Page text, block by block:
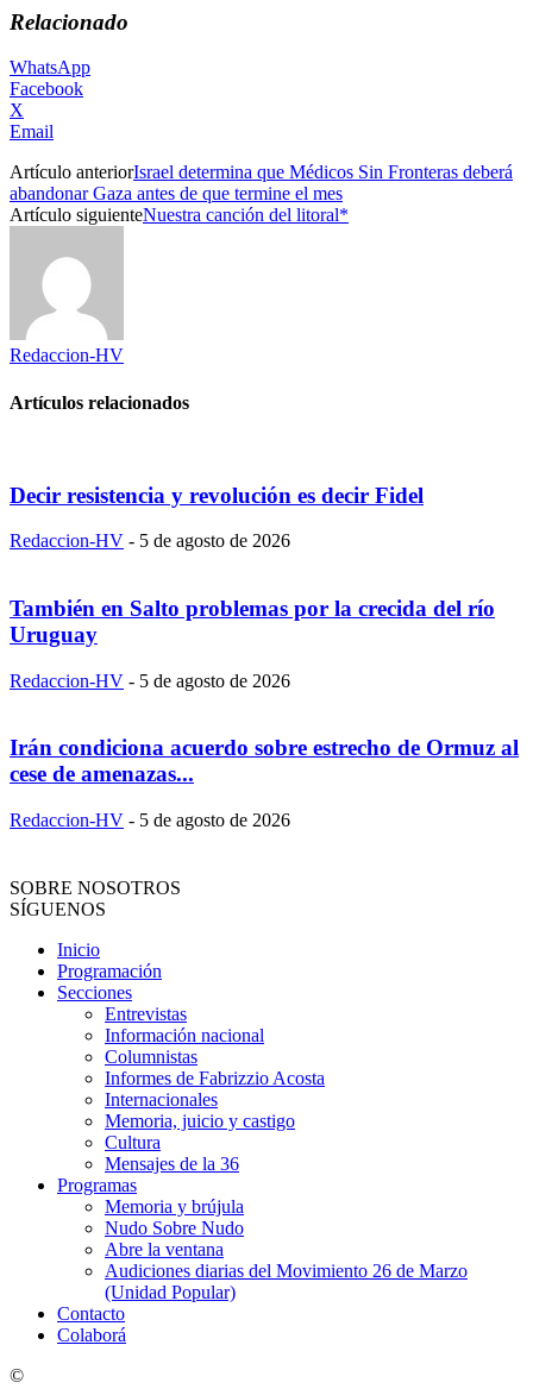
Relacionado
WhatsApp
Facebook
X
Email
Artículo anteriorIsrael determina que Médicos Sin Fronteras deberá
abandonar Gaza antes de que termine el mes
Artículo siguienteNuestra canción del litoral*
Redaccion-HV
Artículos relacionados
Decir resistencia y revolución es decir Fidel
Redaccion-HV - 5 de agosto de 2026
También en Salto problemas por la crecida del río
Uruguay
Redaccion-HV - 5 de agosto de 2026
Irán condiciona acuerdo sobre estrecho de Ormuz al
cese de amenazas...
Redaccion-HV - 5 de agosto de 2026
SOBRE NOSOTROS
SÍGUENOS
Inicio
Programación
Secciones
Entrevistas
Información nacional
Columnistas
Informes de Fabrizzio Acosta
Internacionales
Memoria, juicio y castigo
Cultura
Mensajes de la 36
Programas
Memoria y brújula
Nudo Sobre Nudo
Abre la ventana
Audiciones diarias del Movimiento 26 de Marzo
(Unidad Popular)
Contacto
Colaborá
©